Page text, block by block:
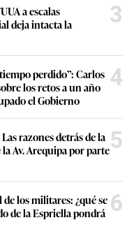
a escalas
deja intacta la
3
perdido”: Carlos
los retos a un año
el Gobierno
4
razones detrás de la
Av. Arequipa por parte5
los militares: ¿qué se
de la Espriella pondrá 6